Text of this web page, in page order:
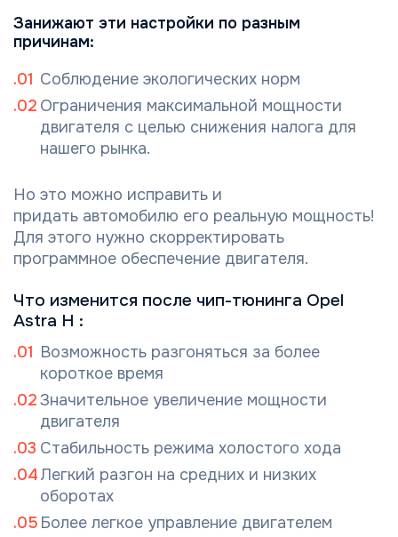
Занижают эти настройки по разным
причинам:
Соблюдение экологических норм
Ограничения максимальной мощности
двигателя с целью снижения налога для
нашего рынка.
Но это можно исправить и
придать автомобилю его реальную мощность!
Для этого нужно скорректировать
программное обеспечение двигателя.
Что изменится после чип-тюнинга Opel
Astra H :
Возможность разгоняться за более
короткое время
Значительное увеличение мощности
двигателя
Стабильность режима холостого хода
Легкий разгон на средних и низких
оборотах
Более легкое управление двигателем